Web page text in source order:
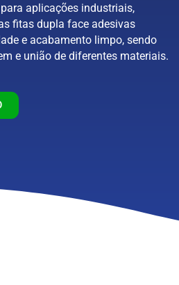
aplicações industriais,
fitas dupla face adesivas
e acabamento limpo, sendo
e união de diferentes materiais.